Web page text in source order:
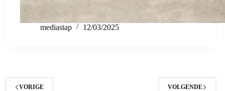
mediastap 12/03/2025
VORIGE VOLGENDE